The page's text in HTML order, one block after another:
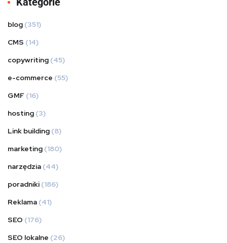
blog (351)
CMS (14)
copywriting (45)
e-commerce (55)
GMF (16)
hosting (3)
Link building (8)
marketing (180)
narzędzia (44)
poradniki (186)
Reklama (41)
SEO (176)
SEO lokalne (26)